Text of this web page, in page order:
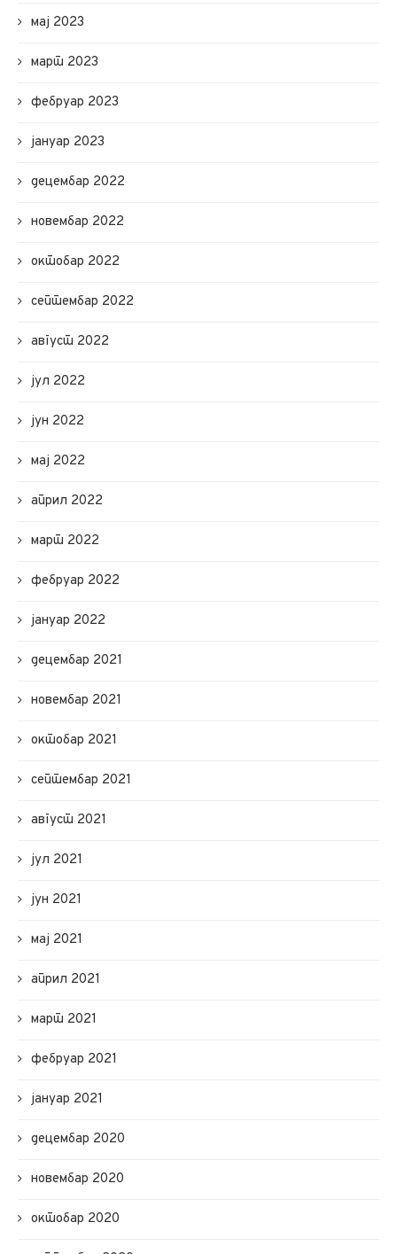
мај 2023
март 2023
фебруар 2023
јануар 2023
децембар 2022
новембар 2022
октобар 2022
септембар 2022
август 2022
јул 2022
јун 2022
мај 2022
април 2022
март 2022
фебруар 2022
јануар 2022
децембар 2021
новембар 2021
октобар 2021
септембар 2021
август 2021
јул 2021
јун 2021
мај 2021
април 2021
март 2021
фебруар 2021
јануар 2021
децембар 2020
новембар 2020
октобар 2020